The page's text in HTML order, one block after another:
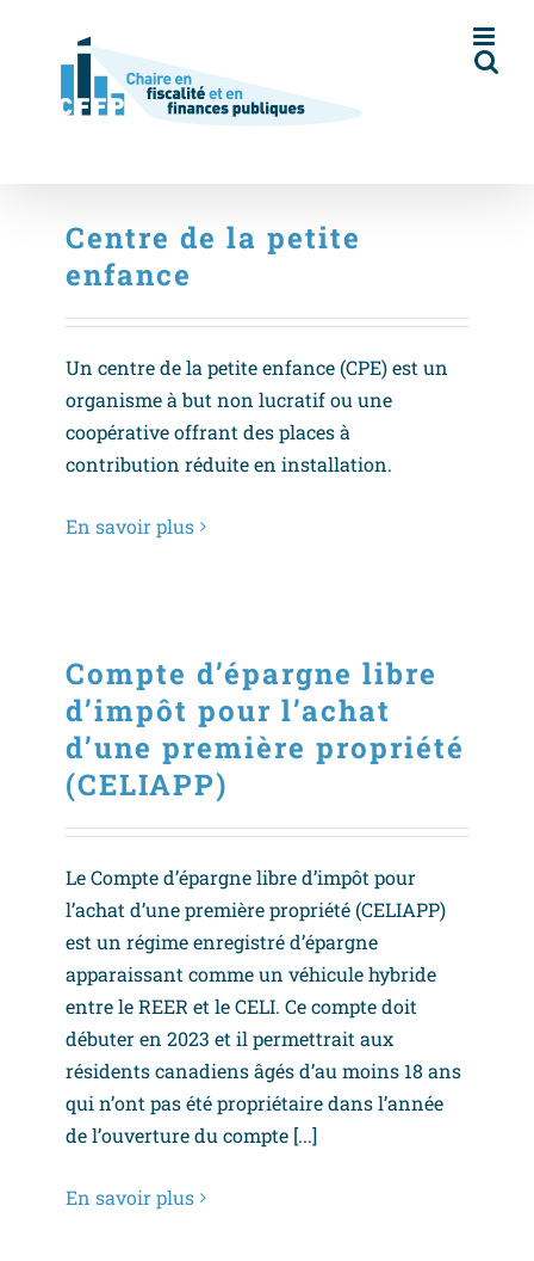
Centre de la petite
enfance
Un centre de la petite enfance (CPE) est un
organisme à but non lucratif ou une
coopérative offrant des places à
contribution réduite en installation.
En savoir plus
Compte d’épargne libre
d’impôt pour l’achat
d’une première propriété
(CELIAPP)
Le Compte d’épargne libre d’impôt pour
l’achat d’une première propriété (CELIAPP)
est un régime enregistré d’épargne
apparaissant comme un véhicule hybride
entre le REER et le CELI. Ce compte doit
débuter en 2023 et il permettrait aux
résidents canadiens âgés d’au moins 18 ans
qui n’ont pas été propriétaire dans l’année
de l’ouverture du compte [...]
En savoir plus